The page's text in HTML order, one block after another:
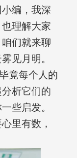
编，我深
理解大家
们就来聊
见月明。
竟每个人的
析它们的
些启发。
里有数，